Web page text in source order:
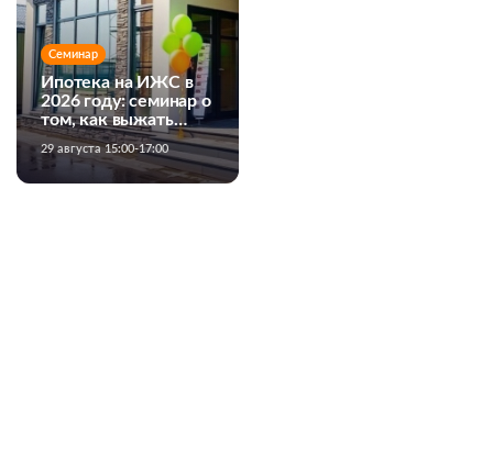
Семинар
Ипотека на ИЖС в
2026 году: семинар о
том, как выжать
максимум из
банковских
29 августа 15:00-17:00